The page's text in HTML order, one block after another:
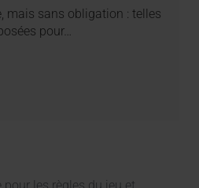
mais sans obligation : telles
pour…